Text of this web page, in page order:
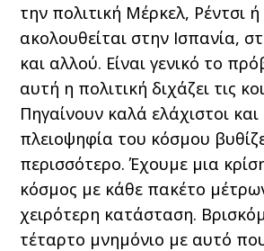
την πολιτική Μέρκελ, Ρέντσι
ακολουθείται στην Ισπανία,
και αλλού. Είναι γενικό το
αυτή η πολιτική διχάζει τις
Πηγαίνουν καλά ελάχιστοι
πλειοψηφία του κόσμου
περισσότερο. Έχουμε μια
κόσμος με κάθε πακέτο
χειρότερη κατάσταση.
τέταρτο μνημόνιο με αυτό